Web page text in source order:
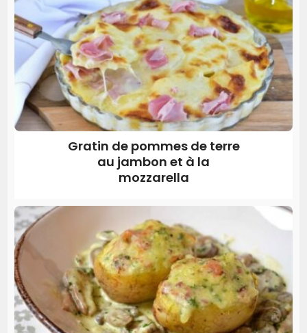
Gratin de pommes de terre
au jambon et à la
mozzarella